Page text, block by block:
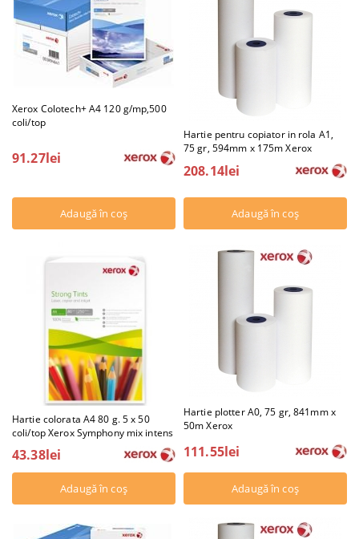
Xerox Colotech+ A4 120 g/mp,500
coli/top
91.27lei
Hartie pentru copiator in rola A1,
75 gr, 594mm x 175m Xerox
208.14lei
Hartie colorata A4 80 g. 5 x 50
coli/top Xerox Symphony mix intens
43.38lei
Hartie plotter A0, 75 gr, 841mm x
50m Xerox
111.55lei